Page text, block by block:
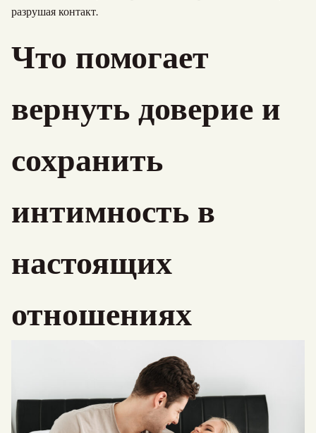
разрушая контакт.
Что помогает
вернуть доверие и
сохранить
интимность в
настоящих
отношениях